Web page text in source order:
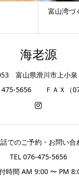
!! 富山湾の
海老源
富山県滑川市上小泉
475-5656 ＦＡＸ（
でのご予約・お問い合
TEL 076-475-5656
時間 AM 9:00 〜 PM